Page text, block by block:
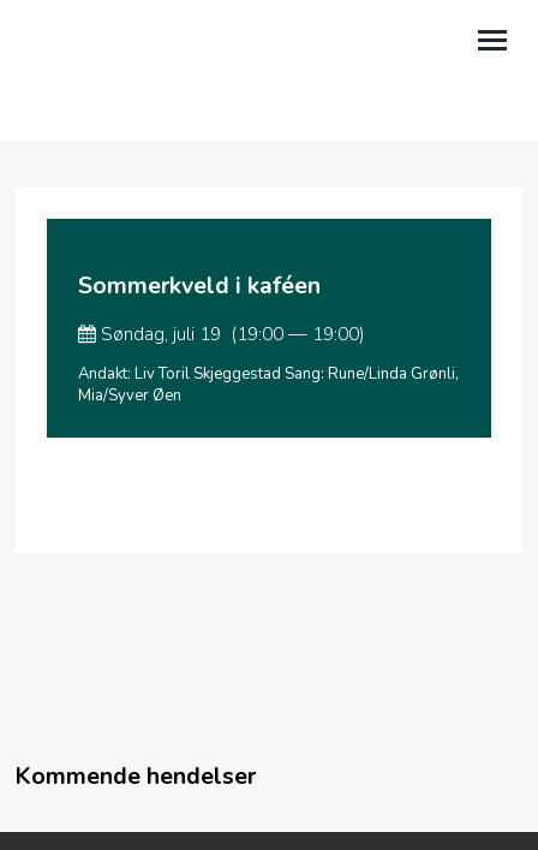
BLI MED
KONTAKT
MIN SIDE
Sommerkveld i kaféen
Søndag, juli 19 (19:00 — 19:00)
Andakt: Liv Toril Skjeggestad Sang: Rune/Linda Grønli,
Mia/Syver Øen
Kommende hendelser